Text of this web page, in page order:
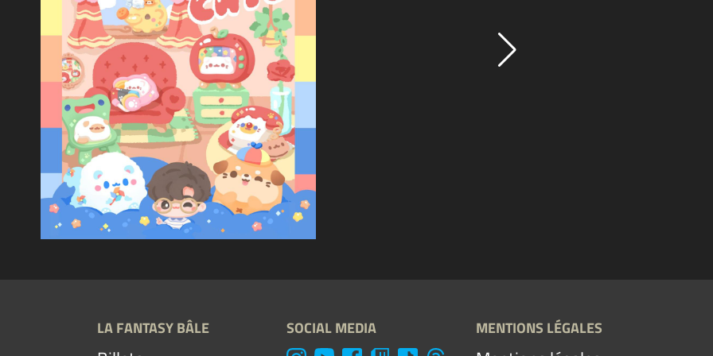
LA FANTASY BÂLE SOCIAL MEDIA MENTIONS LÉGALES